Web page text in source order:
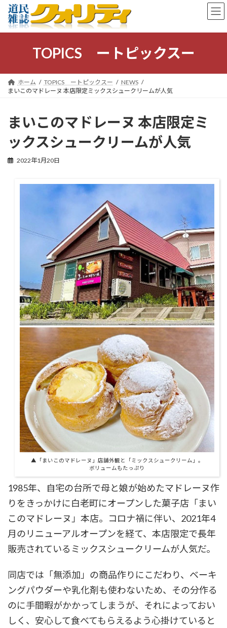
ン
キ
ー
に
TOPICS ートピックスー
ホーム TOPICS ートピックスー
NEWS
まいこのマドレーヌ 本店限定ミックスシュークリームが人気
まいこのマドレーヌ 本店限定ミ
ックスシュークリームが人気
2022年1月20日
▲「まいこのマドレーヌ」店舗外観と「ミックスシュークリーム」。
ボリュームもたっぷり
1985年、自宅の台所で母と娘が始めたマドレーヌ作
りをきっかけに白老町にオープンした菓子店「まい
このマドレーヌ」本店。コロナ禍に伴い、2021年4
月のリニューアルオープンを経て、本店限定で長年
販売されているミックスシュークリームが人気だ。
同店では「無添加」の商品作りにこだわり、ベーキ
ングパウダーや乳化剤も使わないため、その分作る
のに手間暇がかかってしまうが、それによっておい
しく、安心して食べてもらえるよう心掛けていると